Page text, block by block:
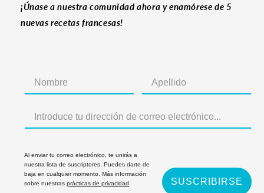
¡Únase a nuestra comunidad ahora y enamórese de 5
nuevas recetas francesas!
Al enviar tu correo electrónico, te unirás a
nuestra lista de suscriptores. Puedes darte de
baja en cualquier momento. Más información
sobre nuestras prácticas de privacidad SUSCRIBIRSE